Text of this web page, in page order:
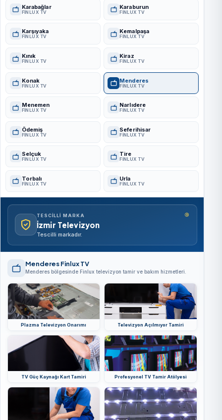
Karabağlar
FINLUX TV
Karaburun
FINLUX TV
Karşıyaka
FINLUX TV
Kemalpaşa
FINLUX TV
Kınık
FINLUX TV
Kiraz
FINLUX TV
Konak
FINLUX TV
Menderes
FINLUX TV
Menemen
FINLUX TV
Narlıdere
FINLUX TV
Ödemiş
FINLUX TV
Seferihisar
FINLUX TV
Selçuk
FINLUX TV
Tire
FINLUX TV
Torbalı
FINLUX TV
Urla
FINLUX TV
TESCILLI MARKA
İzmir Televizyon
Tescilli markadır.
®
Menderes Finlux TV
Menderes bölgesinde Finlux televizyon tamir ve bakım hizmetleri.
Plazma Televizyon Onarımı Televizyon Açılmıyor Tamiri
TV Güç Kaynağı Kart Tamiri Profesyonel TV Tamir Atölyesi